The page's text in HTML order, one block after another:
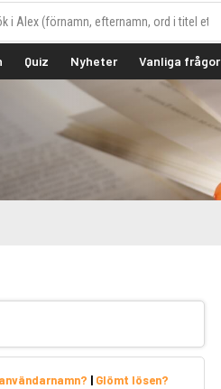
Quiz Nyheter Vanliga frågor
| Glömt lösen?